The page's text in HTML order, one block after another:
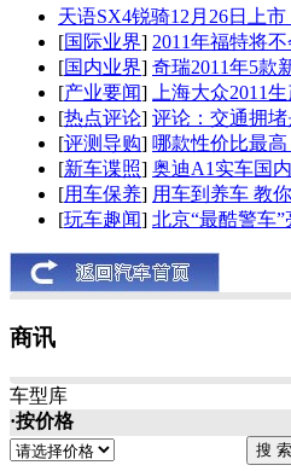
天语SX4锐骑12月26日上
[国际业界] 2011年福特将
[国内业界] 奇瑞2011年5款
[产业要闻]
上海大众2011
[热点评论] 评论：交通拥
[评测导购] 哪款性价比最
[新车谍照] 奥迪A1实车国
[用车保养] 用车到养车 教
[玩车趣闻] 北京“最酷警车
商讯
车型库
·按价格